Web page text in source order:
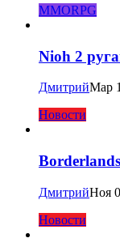
MMORPG
Nioh 2
ДмитрийМар
Новости
ДмитрийНоя
Новости